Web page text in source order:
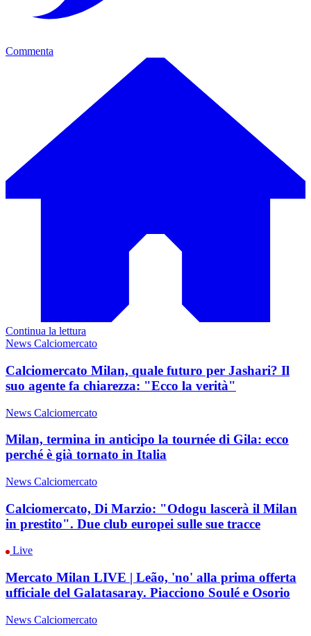
Commenta
Continua la lettura
News Calciomercato
Calciomercato Milan, quale futuro per Jashari? Il
suo agente fa chiarezza: "Ecco la verità"
News Calciomercato
Milan, termina in anticipo la tournée di Gila: ecco
perché è già tornato in Italia
News Calciomercato
Calciomercato, Di Marzio: "Odogu lascerà il Milan
in prestito". Due club europei sulle sue tracce
Live
Mercato Milan LIVE | Leão, 'no' alla prima offerta
ufficiale del Galatasaray. Piacciono Soulé e Osorio
News Calciomercato